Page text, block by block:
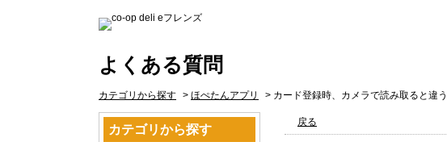
よくある質問
カテゴリから探す > ほぺたんアプリ > カード登録時、カメラで読み取ると違
カテゴリから探す 戻る